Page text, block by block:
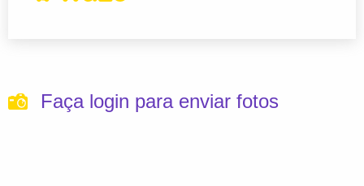
Faça login para enviar fotos